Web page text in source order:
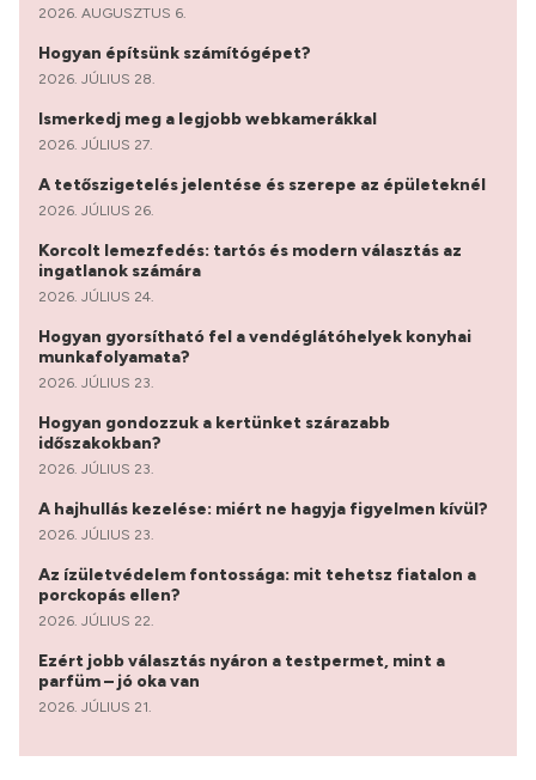
2026. AUGUSZTUS 6.
Hogyan építsünk számítógépet?
2026. JÚLIUS 28.
Ismerkedj meg a legjobb webkamerákkal
2026. JÚLIUS 27.
A tetőszigetelés jelentése és szerepe az épületeknél
2026. JÚLIUS 26.
Korcolt lemezfedés: tartós és modern választás az
ingatlanok számára
2026. JÚLIUS 24.
Hogyan gyorsítható fel a vendéglátóhelyek konyhai
munkafolyamata?
2026. JÚLIUS 23.
Hogyan gondozzuk a kertünket szárazabb
időszakokban?
2026. JÚLIUS 23.
A hajhullás kezelése: miért ne hagyja figyelmen kívül?
2026. JÚLIUS 23.
Az ízületvédelem fontossága: mit tehetsz fiatalon a
porckopás ellen?
2026. JÚLIUS 22.
Ezért jobb választás nyáron a testpermet, mint a
parfüm – jó oka van
2026. JÚLIUS 21.